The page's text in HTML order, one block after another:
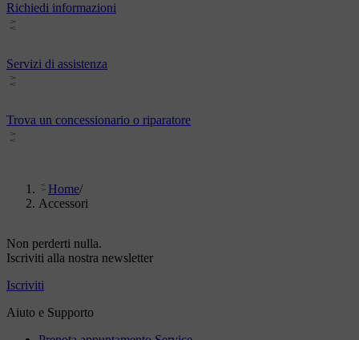
Richiedi informazioni
Servizi di assistenza
Trova un concessionario o riparatore
Home/
Accessori